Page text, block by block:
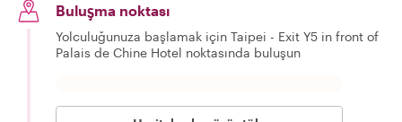
Buluşma noktası
Yolculuğunuza başlamak için Taipei - Exit Y5 in front of
Palais de Chine Hotel noktasında buluşun